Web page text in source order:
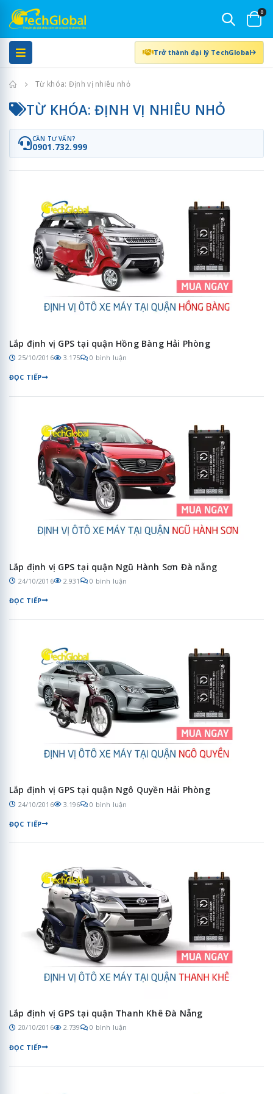
0
Trở thành đại lý TechGlobal
Trang chủTừ khóa: Định vị nhiêu nhỏ
TỪ KHÓA: ĐỊNH VỊ NHIÊU NHỎ
CẦN TƯ VẤN?
0901.732.999
Lắp định vị GPS tại quận Hồng Bàng Hải Phòng
25/10/2016 3.175 0 bình luận
ĐỌC TIẾP
Lắp định vị GPS tại quận Ngũ Hành Sơn Đà nẵng
24/10/2016 2.931 0 bình luận
ĐỌC TIẾP
Lắp định vị GPS tại quận Ngô Quyền Hải Phòng
24/10/2016 3.196 0 bình luận
ĐỌC TIẾP
Lắp định vị GPS tại quận Thanh Khê Đà Nẵng
20/10/2016 2.739 0 bình luận
ĐỌC TIẾP